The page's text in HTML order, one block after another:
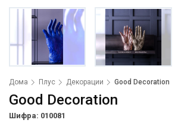
Дома Плус Декорации Good Decoration
Good Decoration
Шифра: 010081